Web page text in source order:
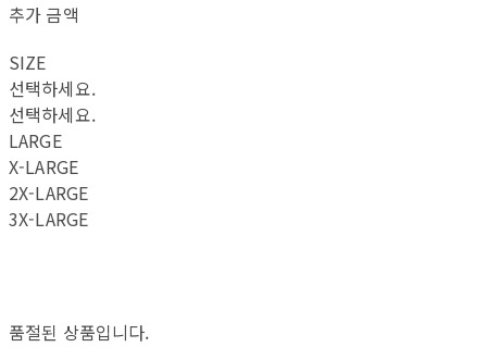
추가 금액
SIZE
선택하세요.
선택하세요.
LARGE
X-LARGE
2X-LARGE
3X-LARGE
품절된 상품입니다.